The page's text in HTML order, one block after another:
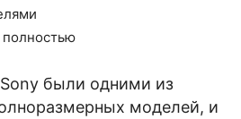
были одними из
моделей, и